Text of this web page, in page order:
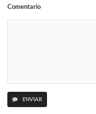
Comentario
ENVIAR